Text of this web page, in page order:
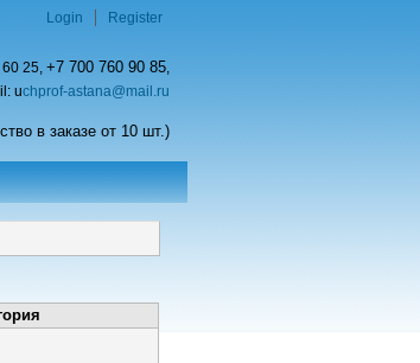
25, +7 700 760 90 85,
uchprof-astana@mail.ru
в заказе от 10 шт.)
Login Register